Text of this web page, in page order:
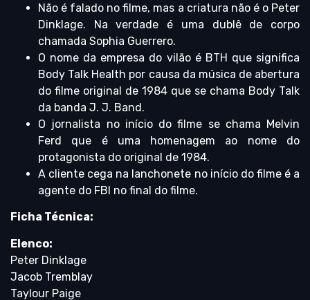
Não é falado no filme, mas a criatura não é o Peter
Dinklage. Na verdade é uma dublê de corpo
chamada Sophia Guerrero.
O nome da empresa do vilão é BTH que significa
Body Talk Health por causa da música de abertura
do filme original de 1984 que se chama Body Talk
da banda J. J. Band.
O jornalista no início do filme se chama Melvin
Ferd que é uma homenagem ao nome do
protagonista do original de 1984.
A cliente cega na lanchonete no início do filme é a
agente do FBI no final do filme.
Ficha Técnica:
Elenco:
Peter Dinklage
Jacob Tremblay
Taylour Paige